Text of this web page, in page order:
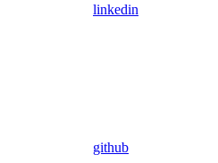
linkedin
github